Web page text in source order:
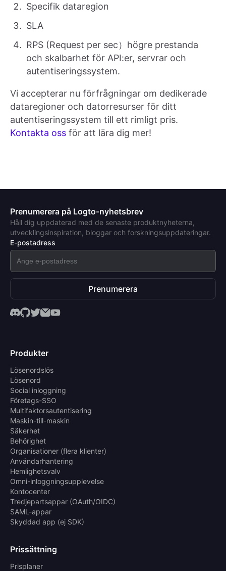
Specifik dataregion
SLA
RPS (Request per sec）högre prestanda
och skalbarhet för API:er, servrar och
autentiseringssystem.
Vi accepterar nu förfrågningar om dedikerade
dataregioner och datorresurser för ditt
autentiseringssystem till ett rimligt pris.
Kontakta oss för att lära dig mer!
Prenumerera på Logto-nyhetsbrev
Håll dig uppdaterad med de senaste produktnyheterna,
utvecklingsinspiration, bloggar och forskningsuppdateringar.
E-postadress
Prenumerera
Produkter
Lösenordslös
Lösenord
Social inloggning
Företags-SSO
Multifaktorsautentisering
Maskin-till-maskin
Säkerhet
Behörighet
Organisationer (flera klienter)
Användarhantering
Hemlighetsvalv
Omni-inloggningsupplevelse
Kontocenter
Tredjepartsappar (OAuth/OIDC)
SAML-appar
Skyddad app (ej SDK)
Prissättning
Prisplaner